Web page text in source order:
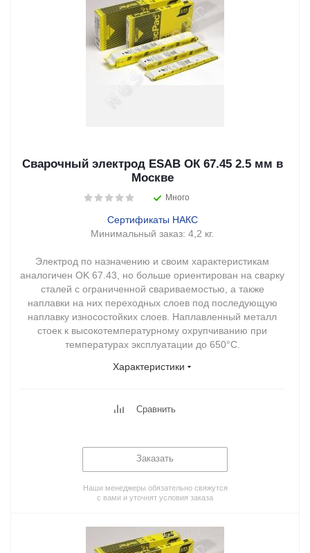
Сварочный электрод ESAB ОК 67.45 2.5 мм в
Москве
Много
Сертификаты НАКС
Минимальный заказ: 4,2 кг.
Электрод по назначению и своим характеристикам
аналогичен OK 67.43, но больше ориентирован на сварку
сталей с ограниченной свариваемостью, а также
наплавки на них переходных слоев под последующую
наплавку износостойких слоев. Наплавленный металл
стоек к высокотемпературному охрупчиванию при
температурах эксплуатации до 650°С.
Характеристики
Сравнить
Заказать
Наши менеджеры обязательно свяжутся
с вами и уточнят условия заказа